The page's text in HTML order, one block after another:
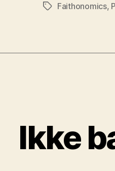
StikkordFaithonomics,
Ikke